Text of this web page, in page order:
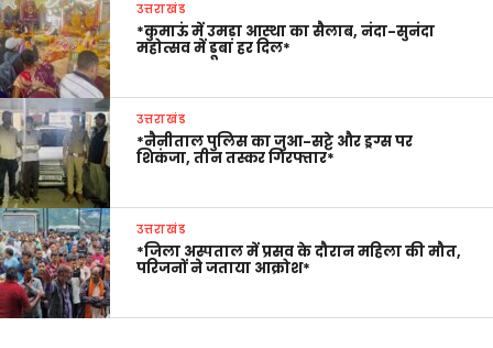
उत्तराखंड
*कुमाऊं में उमड़ा आस्था का सैलाब, नंदा-सुनंदा
महोत्सव में डूबा हर दिल*
उत्तराखंड
*नैनीताल पुलिस का जुआ-सट्टे और ड्रग्स पर
शिकंजा, तीन तस्कर गिरफ्तार*
उत्तराखंड
*जिला अस्पताल में प्रसव के दौरान महिला की मौत,
परिजनों ने जताया आक्रोश*